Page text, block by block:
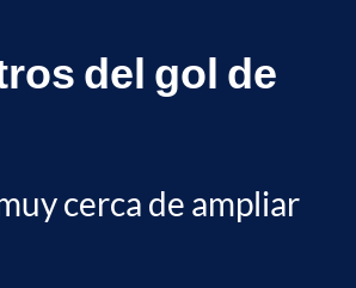
del gol de
cerca de ampliar